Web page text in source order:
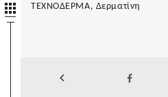
ΤΕΧΝΟΔΕΡΜΑ, Δερματίνη